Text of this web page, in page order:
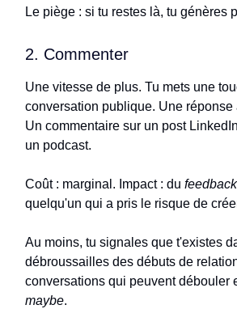
Le piège : si tu restes là, tu génères
2. Commenter
Une vitesse de plus. Tu mets une
conversation publique. Une réponse
Un commentaire sur un post
un podcast.
Coût : marginal. Impact : du feedback
quelqu'un qui a pris le risque de
Au moins, tu signales que t'existes
débroussailles des débuts de
conversations qui peuvent débouler
maybe.